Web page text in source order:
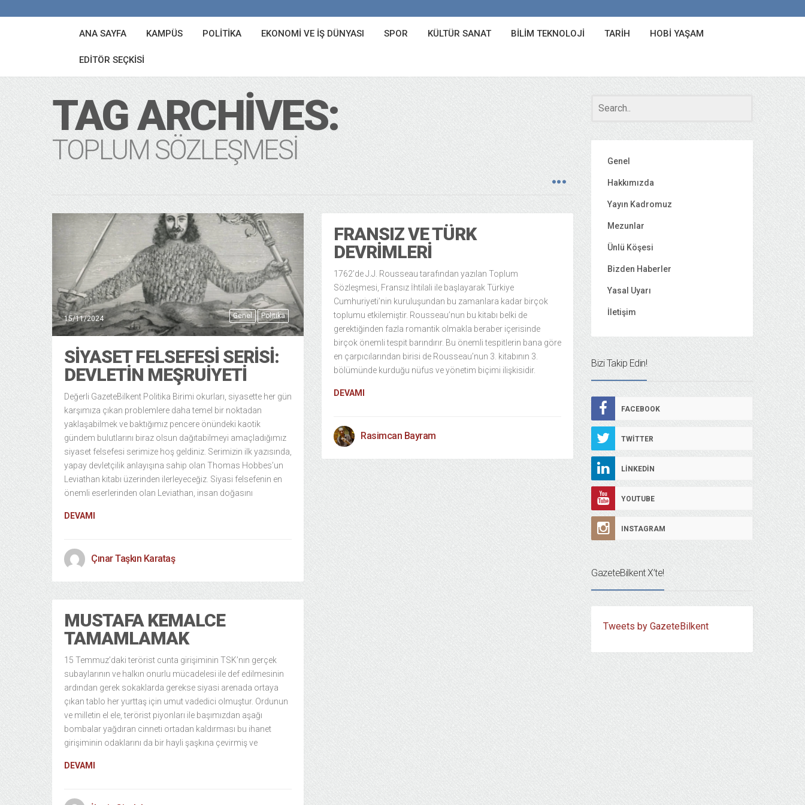
ANA SAYFA KAMPÜS POLITIKA EKONOMI VE İŞ DÜNYASI SPOR KÜLTÜR SANAT BILIM TEKNOLOJI TARIH HOBI YAŞAM
EDITÖR SEÇKISI
TAG ARCHIVES:
TOPLUM SÖZLEŞMESI
Genel Politika
15/11/2024
SIYASET FELSEFESI SERISI:
DEVLETIN MEŞRUIYETI
Değerli GazeteBilkent Politika Birimi okurları, siyasette her gün
karşımıza çıkan problemlere daha temel bir noktadan
yaklaşabilmek ve baktığımız pencere önündeki kaotik
gündem bulutlarını biraz olsun dağıtabilmeyi amaçladığımız
siyaset felsefesi serimize hoş geldiniz. Serimizin ilk yazısında,
yapay devletçilik anlayışına sahip olan Thomas Hobbes’un
Leviathan kitabı üzerinden ilerleyeceğiz. Siyasi felsefenin en
önemli eserlerinden olan Leviathan, insan doğasını
DEVAMI
Çınar Taşkın Karataş
FRANSIZ VE TÜRK
DEVRIMLERI
1762’de J.J. Rousseau tarafından yazılan Toplum
Sözleşmesi, Fransız İhtilali ile başlayarak Türkiye
Cumhuriyeti’nin kuruluşundan bu zamanlara kadar birçok
toplumu etkilemiştir. Rousseau’nun bu kitabı belki de
gerektiğinden fazla romantik olmakla beraber içerisinde
birçok önemli tespit barındırır. Bu önemli tespitlerin bana göre
en çarpıcılarından birisi de Rousseau’nun 3. kitabının 3.
bölümünde kurduğu nüfus ve yönetim biçimi ilişkisidir.
DEVAMI
Rasimcan Bayram
MUSTAFA KEMALCE
TAMAMLAMAK
15 Temmuz’daki terörist cunta girişiminin TSK’nın gerçek
subaylarının ve halkın onurlu mücadelesi ile def edilmesinin
ardından gerek sokaklarda gerekse siyasi arenada ortaya
çıkan tablo her yurttaş için umut vadedici olmuştur. Ordunun
ve milletin el ele, terörist piyonları ile başımızdan aşağı
bombalar yağdıran cinneti ortadan kaldırması bu ihanet
girişiminin odaklarını da bir hayli şaşkına çevirmiş ve
DEVAMI
Genel
Hakkımızda
Yayın Kadromuz
Mezunlar
Ünlü Köşesi
Bizden Haberler
Yasal Uyarı
İletişim
Bizi Takip Edin!
FACEBOOK
TWITTER
LINKEDIN
YOUTUBE
INSTAGRAM
GazeteBilkent X’te!
Tweets by GazeteBilkent